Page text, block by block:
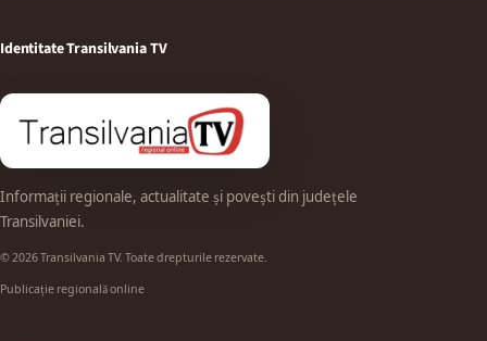
Identitate Transilvania TV
Informații regionale, actualitate și povești din județele
Transilvaniei.
© 2026 Transilvania TV. Toate drepturile rezervate.
Publicație regională online